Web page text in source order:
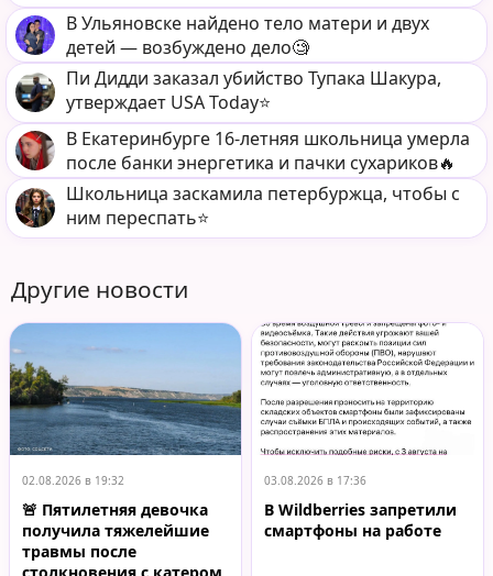
В Ульяновске найдено тело матери и двух
детей — возбуждено дело🧐
Пи Дидди заказал убийство Тупака Шакура,
утверждает USA Today⭐️
В Екатеринбурге 16-летняя школьница умерла
после банки энергетика и пачки сухариков🔥
Школьница заскамила петербуржца, чтобы с
ним переспать⭐️
Другие новости
02.08.2026 в 19:32
🚨 Пятилетняя девочка
получила тяжелейшие
травмы после
03.08.2026 в 17:36
В Wildberries запретили
смартфоны на работе